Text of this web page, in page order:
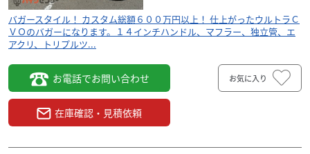
ハーレーダビッドソン
CVO FLHTKSE リミテッド バガースタイル フルカ
バガースタイル！ カスタム総額６００万円以上！ 仕上がったウルトラＣ
ＶＯのバガーになります。１４インチハンドル、マフラー、独立管、エ
アクリ、トリプルツ...
お電話でお問い合わせ
在庫確認・見積依頼
お気に入り